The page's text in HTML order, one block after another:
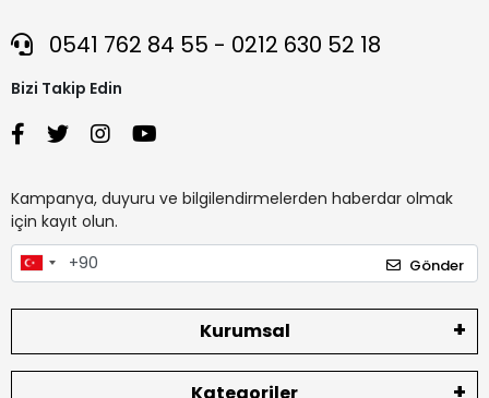
0541 762 84 55 - 0212 630 52 18
Bizi Takip Edin
Kampanya, duyuru ve bilgilendirmelerden haberdar olmak
için kayıt olun.
Gönder
Kurumsal